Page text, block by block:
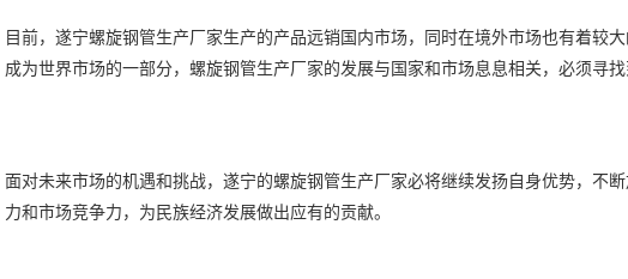
目前，遂宁螺旋钢管生产厂家生产的产品远销国内市场，同时在境外市场也有着较
成为世界市场的一部分，螺旋钢管生产厂家的发展与国家和市场息息相关，必须寻
面对未来市场的机遇和挑战，遂宁的螺旋钢管生产厂家必将继续发扬自身优势，不
力和市场竞争力，为民族经济发展做出应有的贡献。